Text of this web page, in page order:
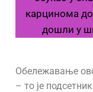
карцинома
дошли у
Обележавање
– то је